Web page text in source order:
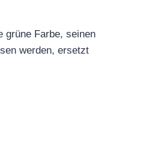
grüne Farbe, seinen
werden, ersetzt